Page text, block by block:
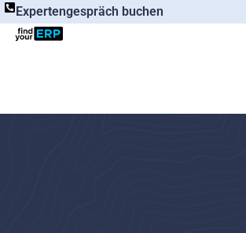
Expertengespräch buchen